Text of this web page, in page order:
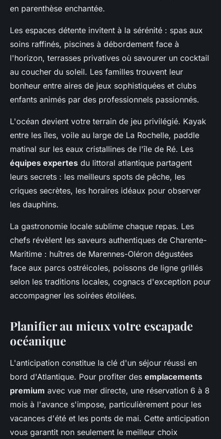
en parenthèse enchantée.
Les espaces détente invitent à la sérénité : spas aux
soins raffinés, piscines à débordement face à
l'horizon, terrasses privatives où savourer un cocktail
au coucher du soleil. Les familles trouvent leur
bonheur entre aires de jeux sophistiquées et clubs
enfants animés par des professionnels passionnés.
L'océan devient votre terrain de jeu privilégié. Kayak
entre les îles, voile au large de La Rochelle, paddle
matinal sur les eaux cristallines de l'île de Ré. Les
équipes expertes du littoral atlantique partagent
leurs secrets : les meilleurs spots de pêche, les
criques secrètes, les horaires idéaux pour observer
les dauphins.
La gastronomie locale sublime chaque repas. Les
chefs révèlent les saveurs authentiques de Charente-
Maritime : huîtres de Marennes-Oléron dégustées
face aux parcs ostréicoles, poissons de ligne grillés
selon les traditions locales, cognacs d'exception pour
accompagner les soirées étoilées.
Planifier au mieux votre escapade
océanique
L'anticipation constitue la clé d'un séjour réussi en
bord d'Atlantique. Pour profiter des emplacements
premium avec vue mer directe, une réservation 6 à 8
mois à l'avance s'impose, particulièrement pour les
vacances d'été et les ponts de mai. Cette anticipation
vous garantit non seulement le meilleur choix